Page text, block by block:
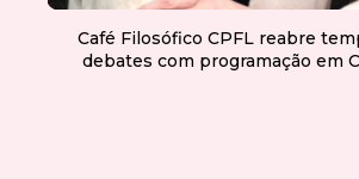
Café Filosófico CPFL reabre
debates com programação em